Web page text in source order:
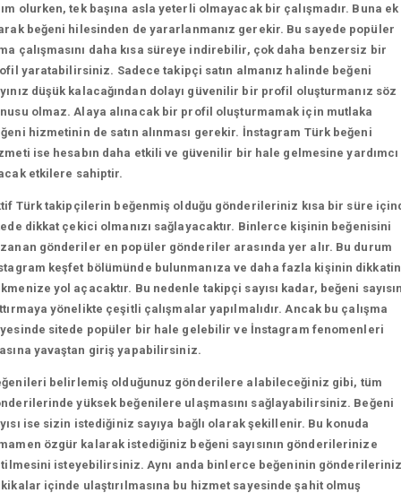
olurken, tek başına asla yeterli olmayacak bir çalışmadır. Buna ek
beğeni hilesinden de yararlanmanız gerekir. Bu sayede popüler
çalışmasını daha kısa süreye indirebilir, çok daha benzersiz bir
yaratabilirsiniz. Sadece takipçi satın almanız halinde beğeni
düşük kalacağından dolayı güvenilir bir profil oluşturmanız söz
olmaz. Alaya alınacak bir profil oluşturmamak için mutlaka
hizmetinin de satın alınması gerekir. İnstagram Türk beğeni
ise hesabın daha etkili ve güvenilir bir hale gelmesine yardımcı
etkilere sahiptir.
Türk takipçilerin beğenmiş olduğu gönderileriniz kısa bir süre
dikkat çekici olmanızı sağlayacaktır. Binlerce kişinin beğenisini
gönderiler en popüler gönderiler arasında yer alır. Bu durum
keşfet bölümünde bulunmanıza ve daha fazla kişinin
yol açacaktır. Bu nedenle takipçi sayısı kadar, beğeni
yönelikte çeşitli çalışmalar yapılmalıdır. Ancak bu çalışma
sitede popüler bir hale gelebilir ve İnstagram fenomenleri
yavaştan giriş yapabilirsiniz.
belirlemiş olduğunuz gönderilere alabileceğiniz gibi, tüm
yüksek beğenilere ulaşmasını sağlayabilirsiniz. Beğeni
ise sizin istediğiniz sayıya bağlı olarak şekillenir. Bu konuda
özgür kalarak istediğiniz beğeni sayısının gönderilerinize
isteyebilirsiniz. Aynı anda binlerce beğeninin
içinde ulaştırılmasına bu hizmet sayesinde şahit olmuş